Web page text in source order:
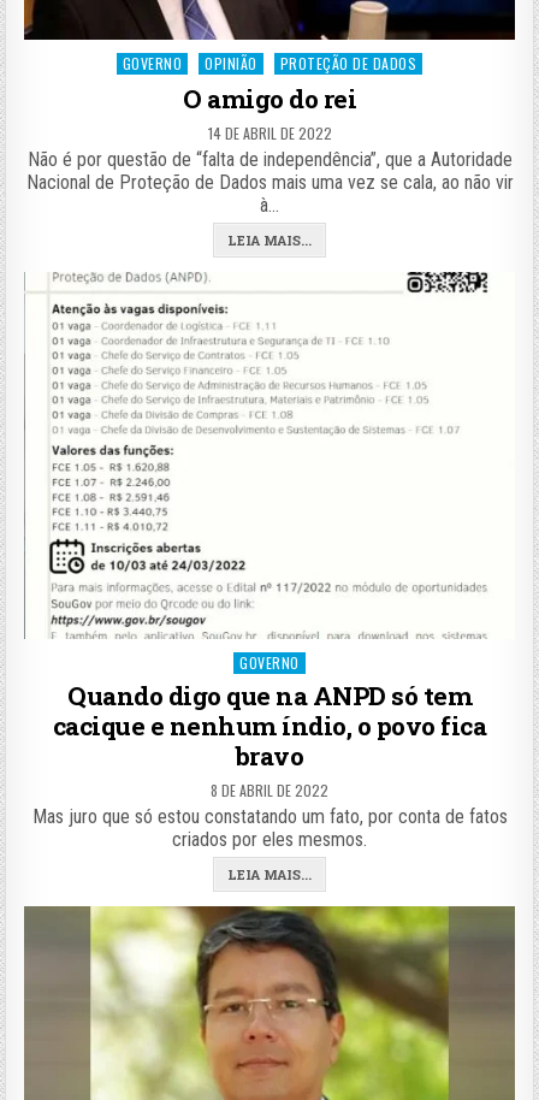
Posted
GOVERNO OPINIÃO PROTEÇÃO DE DADOS
O amigo do rei
14 DE ABRIL DE 2022
Não é por questão de “falta de independência”, que a Autoridade
Nacional de Proteção de Dados mais uma vez se cala, ao não vir
à…
LEIA MAIS...
Posted
GOVERNO
Quando digo que na ANPD só tem
cacique e nenhum índio, o povo fica
bravo
8 DE ABRIL DE 2022
Mas juro que só estou constatando um fato, por conta de fatos
criados por eles mesmos.
LEIA MAIS...